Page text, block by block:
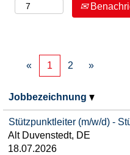
« 1 2 »
Jobbezeichnung
Stützpunktleiter (m/w/d) -
Alt Duvenstedt, DE
18.07.2026